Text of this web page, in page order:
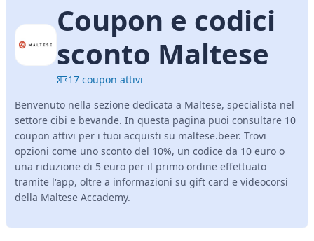
Coupon e codici
sconto Maltese
17 coupon attivi
Benvenuto nella sezione dedicata a Maltese, specialista nel
settore cibi e bevande. In questa pagina puoi consultare 10
coupon attivi per i tuoi acquisti su maltese.beer. Trovi
opzioni come uno sconto del 10%, un codice da 10 euro o
una riduzione di 5 euro per il primo ordine effettuato
tramite l'app, oltre a informazioni su gift card e videocorsi
della Maltese Accademy.